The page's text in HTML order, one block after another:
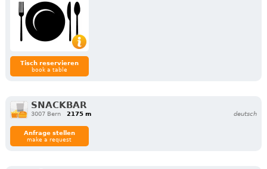
Tisch reservieren
book a table
SNACKBAR
3007 Bern 2175 m deutsch
Anfrage stellen
make a request